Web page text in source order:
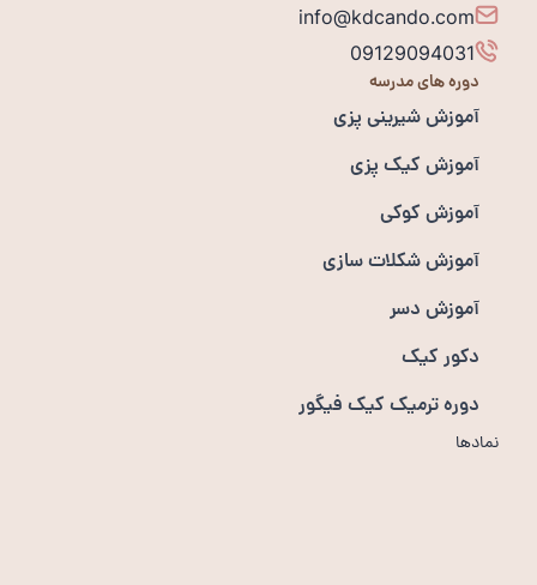
info@kdcando.com
09129094031
دوره های مدرسه
آموزش شیرینی پزی
آموزش کیک پزی
آموزش کوکی
آموزش شکلات سازی
آموزش دسر
دکور کیک
دوره ترمیک کیک فیگور
نمادها